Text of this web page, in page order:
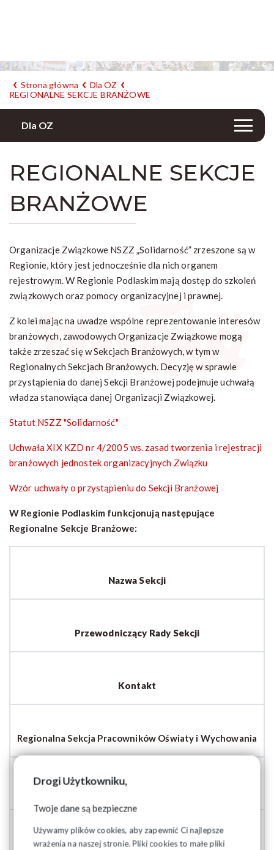
Drogi Użytkowniku,
Twoje dane są bezpieczne
Używamy plików cookies, aby zapewnić Ci najlepsze
wrażenia na naszej stronie. Pliki cookies to małe pliki
Strona główna
Dla OZ
REGIONALNE SEKCJE BRANŻOWE
Dla OZ
REGIONALNE SEKCJE
BRANŻOWE
Organizacje Związkowe NSZZ „Solidarność” zrzeszone są w
Regionie, który jest jednocześnie dla nich organem
rejestrowym. W Regionie Podlaskim mają dostęp do szkoleń
związkowych oraz pomocy organizacyjnej i prawnej.
Z kolei mając na uwadze wspólne reprezentowanie interesów
branżowych, zawodowych Organizacje Związkowe mogą
także zrzeszać się w Sekcjach Branżowych, w tym w
Regionalnych Sekcjach Branżowych. Decyzję w sprawie
przystąpienia do danej Sekcji Branżowej podejmuje uchwałą
władza stanowiąca danej Organizacji Związkowej.
Statut NSZZ "Solidarność"
Uchwała XIX KZD nr 4/2005 ws. zasad tworzenia i rejestracji
branżowych jednostek organizacyjnych Związku
Wzór uchwały o przystąpieniu do Sekcji Branżowej
W Regionie Podlaskim funkcjonują następujące
Regionalne Sekcje Branżowe:
Nazwa Sekcji
Przewodniczący Rady Sekcji
Kontakt
Regionalna Sekcja Pracowników Oświaty i Wychowania
608 200 462